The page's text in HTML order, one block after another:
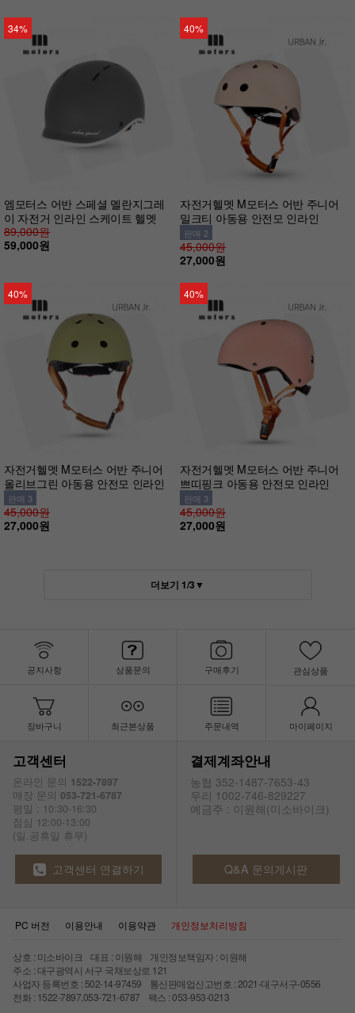
34%
엠모터스 어반 스페셜 멜란지그레
이 자전거 인라인 스케이트 헬멧
89,000원
59,000원
40%
자전거헬멧 M모터스 어반 주니어
밀크티 아동용 안전모 인라인
판매 2
45,000원
27,000원
40%
자전거헬멧 M모터스 어반 주니어
올리브그린 아동용 안전모 인라인
판매 3
45,000원
27,000원
40%
자전거헬멧 M모터스 어반 주니어
쁘띠핑크 아동용 안전모 인라인
판매 3
45,000원
27,000원
더보기 1/3▼
공지사항 상품문의 구매후기 관심상품
장바구니 최근본상품 주문내역 마이페이지
고객센터
온라인 문의 1522-7897
매장 문의 053-721-6787
평일 : 10:30-16:30
점심 12:00-13:00
(일.공휴일 휴무)
결제계좌안내
농협 352-1487-7653-43
우리 1002-746-829227
예금주 : 이원해(미소바이크)
고객센터 연결하기 Q&A 문의게시판
PC 버전 이용안내 이용약관 개인정보처리방침
상호 : 미소바이크 대표 : 이원해 개인정보책임자 : 이원해
주소 : 대구광역시 서구 국채보상로 121
사업자 등록번호 : 502-14-97459 통신판매업신고번호 : 2021-대구서구-0556
전화 : 1522-7897,053-721-6787 팩스 : 053-953-0213